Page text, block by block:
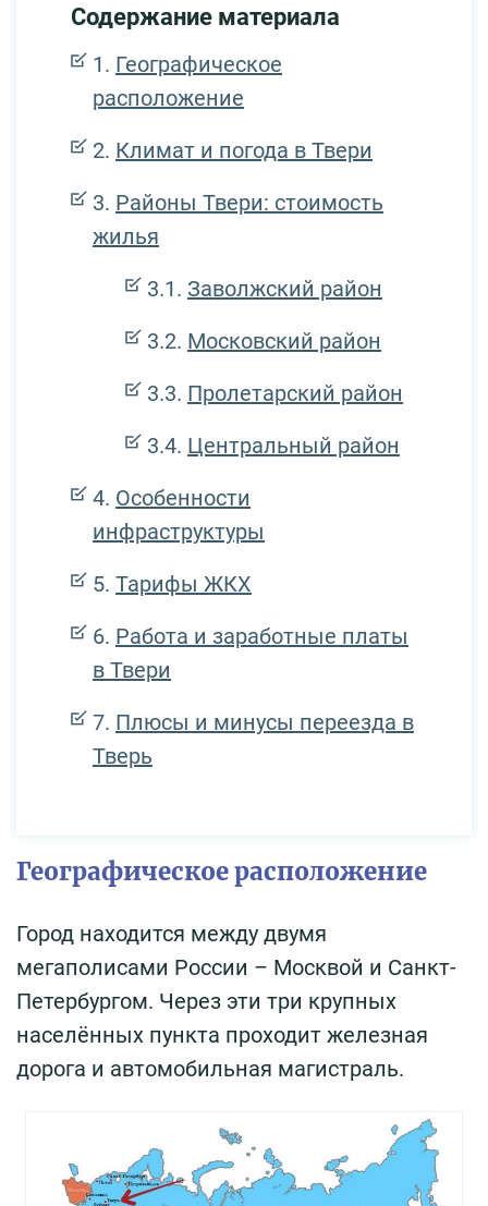
Содержание материала
Географическое
расположение
Климат и погода в Твери
Районы Твери: стоимость
жилья
Заволжский район
Московский район
Пролетарский район
Центральный район
Особенности
инфраструктуры
Тарифы ЖКХ
Работа и заработные платы
в Твери
Плюсы и минусы переезда в
Тверь
Географическое расположение
Город находится между двумя
мегаполисами России – Москвой и Санкт-
Петербургом. Через эти три крупных
населённых пункта проходит железная
дорога и автомобильная магистраль.